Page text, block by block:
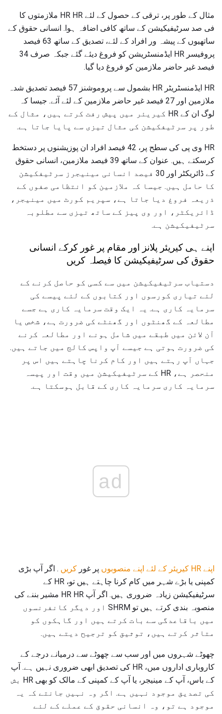
مثال کے طور پر، ترقی کے حصول کے لئے HR HR ملازمتوں کا
فی صد سرٹیفیکیشن کے ساتھ کافی اضافہ ہوا. انسانی حقوق کے
ساتھیوں کے پیشہ ور افراد کے لئے، تصدیق کے ساتھ 63 فیصد
پروفیسر HR ایڈمنسٹریشن کو فروغ دیئے گئے جبکہ صرف 34
فیصد غیر حاضر ملازمین کو فروغ دیا گیا.
HR ایڈمنسٹریٹر HR بشمول سے پروموشنز 57 فیصد تصدیق شدہ
ملازمین اور 27 فیصد غیر حاضر ملازمین کے لئے آئے. جیسا کہ
لوگ ان کے HR کیریئر میں پیش رفت کرتے ہیں، مثال کے
طور پر سرٹیفکیشن کی مثال تیزی سے پایا جاتا ہے.
HR وی پی کی سطح پر، 42 فیصد افراد ان پوزیشنوں پر دستخط
کرسکتے ہیں. عنوان کے ساتھ 39 فیصد ملازمین، انسانی حقوق
کے ڈائریکٹر اور 30 ​​فیصد انسانی مینیجرز سرٹیفکیشن
کا حامل ہیں. جیسا کہ ملازمین کو انتظامی صفوں کے
ذریعہ فروغ دیا جاتا ہے، سپریم کورٹ میں مینیجر،
ڈائریکٹر، اور وی پیز کے ساتھ تیزی سے مطلوبہ
سرٹیفیکیشن ہے.
اپنے ہی کیریئر پلانز اور مقام پر غور کرکے انسانی
حقوق کی سرٹیفیکیشن کا فیصلہ کریں
دستیاب سرٹیفیکیشن میں سے کسی کو حاصل کرنے کے
لئے تیاری کورسوں اور کتابوں کے لئے پیسے کی
سرمایہ کاری ہے. یہ ایک وقت سرمایہ کاری ہے جسے
مطالعہ کے گھنٹوں اور گھنٹے کی ضرورت ہے، شخص یا
آن لائن میں طبقے میں شامل ہونے اور مطالعہ کرنے
کی ضرورت ہوتی ہے جیسے آپ واپس کالج میں جاتے ہیں.
جہاں آپ رہتے ہیں اور کام کرنا چاہتے ہیں اس پر
منحصر ہے، HR کے سرٹیفیکیشن میں وقت اور پیسہ
سرمایہ کاری سرمایہ کاری کے قابل ہوسکتا ہے.
ad
اپنے HR کیریئر کے لئے اپنے منصوبوں پر غور کریں . اگر آپ بڑی
کمپنی یا بڑے شہر میں کام کرنا چاہتے ہیں تو، HR کے
سرٹیفیکیشن زیادہ ضروری ہیں. اگر آپ HR HR مشیر بننے کی
منصوبہ بندی کرتے ہیں تو SHRM اور دیگر کانفرنسوں
میں باقاعدگی سے بات کرتے ہیں اور گاہکوں کو
متاثر کرتے ہیں، توثیق کو ترجیح دیتے ہیں.
چھوٹے شہروں میں اور سب سے چھوٹے سے درمیانے درجے کے
کاروباری اداروں میں، HR کی تصدیق ابھی ضروری نہیں ہے. آپ
کے باس، آپ کے مینیجر، یا آپ کے کمپنی کے مالک کو بھی HR بش
کی تصدیق موجود نہیں ہے. اگر وہ نہیں جانتے کہ یہ
موجود ہے تو، وہ انسانی حقوق کے عملے کے لئے